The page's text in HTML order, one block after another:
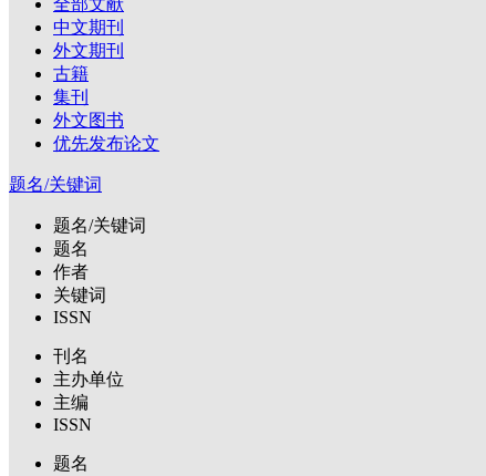
全部文献
中文期刊
外文期刊
古籍
集刊
外文图书
优先发布论文
题名/关键词
题名/关键词
题名
作者
关键词
ISSN
刊名
主办单位
主编
ISSN
题名